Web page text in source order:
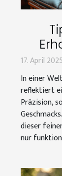
17. April
In einer
reflektiert
Präzision,
dieser
nur